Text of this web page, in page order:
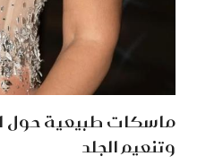
ماسكات طبيعية حول
وتنعيم الجلد